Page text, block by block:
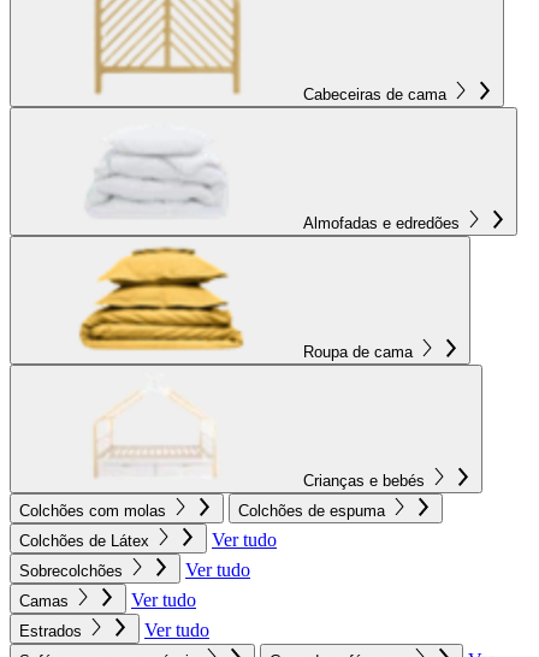
Cabeceiras de cama
Almofadas e edredões
Roupa de cama
Crianças e bebés
Colchões com molas
Colchões de espuma
Colchões de Látex
Ver tudo
Sobrecolchões Ver tudo
Camas Ver tudo
Estrados Ver tudo